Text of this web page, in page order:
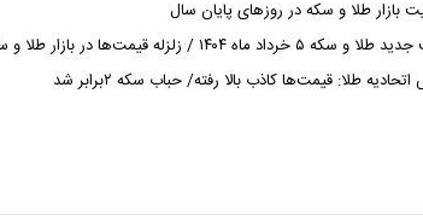
بازار طلا و سکه در روز‌های پایان سال
۵ خرداد ماه ۱۴۰۴ / زلزله قیمت‌ها در بازار طلا و سکه
طلا: قیمت‌ها کاذب بالا رفته/ حباب سکه ۲برابر شد